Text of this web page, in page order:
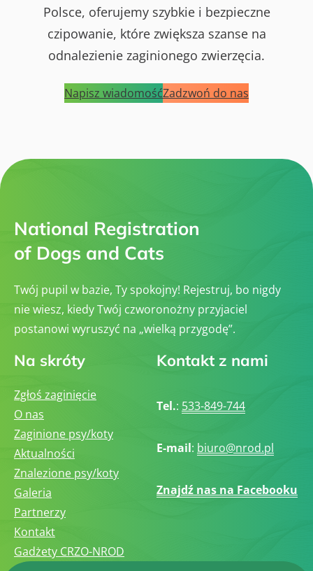
Polsce, oferujemy szybkie i bezpieczne
czipowanie, które zwiększa szanse na
odnalezienie zaginionego zwierzęcia.
Napisz wiadomośćZadzwoń do nas
National Registration
of Dogs and Cats
Twój pupil w bazie, Ty spokojny! Rejestruj, bo nigdy
nie wiesz, kiedy Twój czworonożny przyjaciel
postanowi wyruszyć na „wielką przygodę”.
Na skróty
Zgłoś zaginięcie
O nas
Zaginione psy/koty
Aktualności
Znalezione psy/koty
Galeria
Partnerzy
Kontakt
Gadżety CRZO-NROD
Kontakt z nami
Tel.: 533-849-744
E-mail: biuro@nrod.pl
Znajdź nas na Facebooku